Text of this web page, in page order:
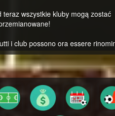
teraz wszystkie kluby mogą zostać
i club possono ora essere